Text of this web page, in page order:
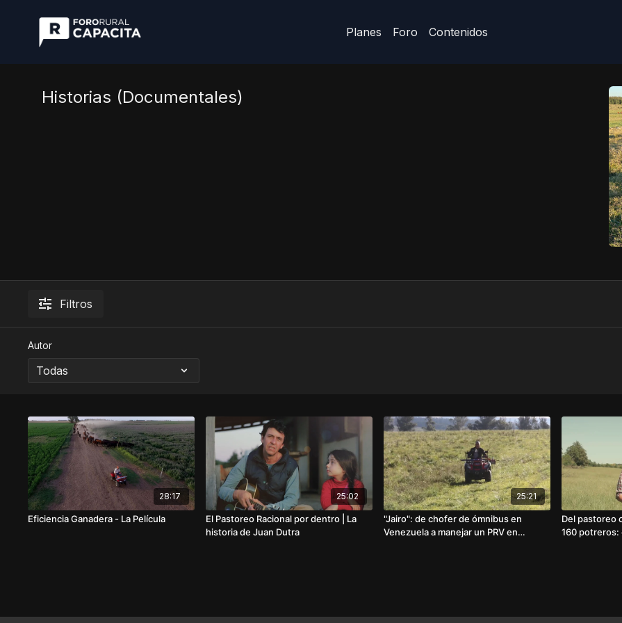
Planes Foro Contenidos
Historias (Documentales)
Filtros
Autor
28:17
Eficiencia Ganadera - La Película
25:02
El Pastoreo Racional por dentro | La
historia de Juan Dutra
25:21
"Jairo": de chofer de ómnibus en
Venezuela a manejar un PRV en
Del pastoreo
160 potreros: